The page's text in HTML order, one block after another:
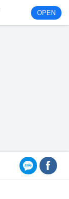
OPEN